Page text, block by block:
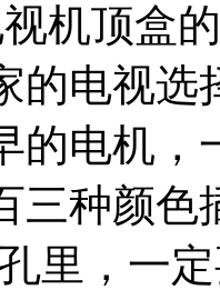
机顶盒
的电视
的电机
三种颜色
里，一